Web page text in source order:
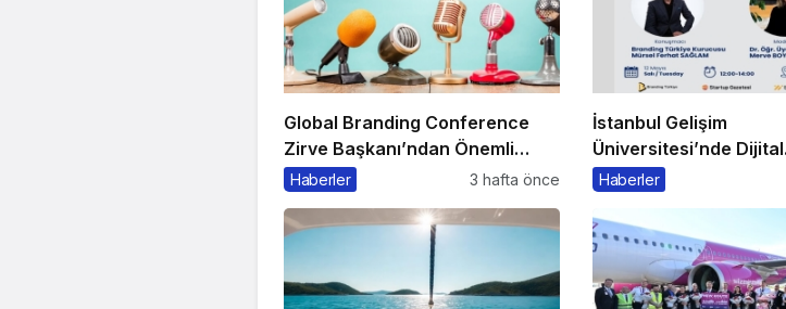
Global Branding Conference
Zirve Başkanı’ndan Önemli
Açıklama
Haberler 3 hafta önce
İstanbul Gelişim
Üniversitesi’nde Dijital
Markalaşma 1.0 Etkinliği
Haberler